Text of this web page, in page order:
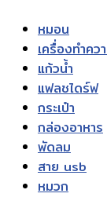
หมอน
เครื่องทำคว
แก้วน้ำ
แฟลชไดร์ฟ
กระเป๋า
กล่องอาหาร
พัดลม
สาย usb
หมวก